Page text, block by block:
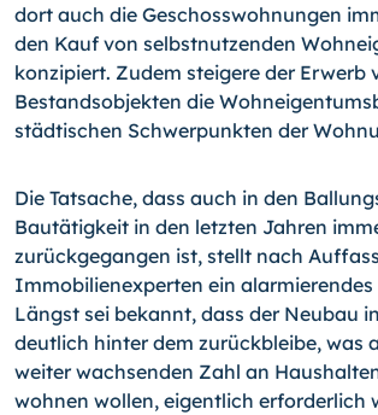
dort auch die Geschosswohnungen
den Kauf von selbstnutzenden
konzipiert. Zudem steigere der Erwerb
Bestandsobjekten die
städtischen Schwerpunkten der
Die Tatsache, dass auch in den
Bautätigkeit in den letzten Jahren
zurückgegangen ist, stellt nach
Immobilienexperten ein alarmierendes
Längst sei bekannt, dass der Neubau
deutlich hinter dem zurückbleibe, was
weiter wachsenden Zahl an
wohnen wollen, eigentlich erforderlich